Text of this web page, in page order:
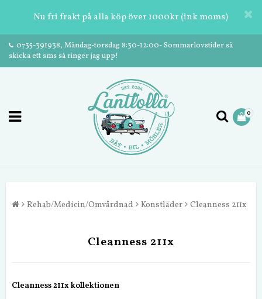
Nu fri frakt på alla köp över 1000kr (ink moms)
0735-391938, Måndag-torsdag 8:30-12:00- Sommarlovstider så
skicka ett sms så ringer jag upp!
0
Rehab/Medicin/Omvårdnad Konstläder Cleanness 211x
Cleanness 211x
Cleanness 211x kollektionen